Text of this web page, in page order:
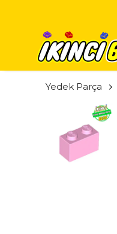
Yedek Parça